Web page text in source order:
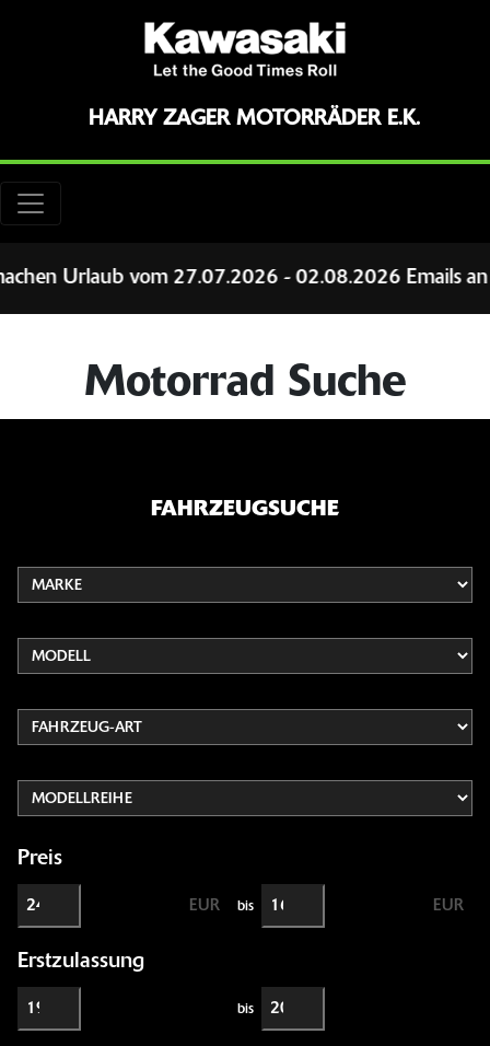
HARRY ZAGER MOTORRÄDER E.K.
27.07.2026 - 02.08.2026 Emails an
Motorrad Suche
FAHRZEUGSUCHE
Preis
EUR bis EUR
Erstzulassung
bis